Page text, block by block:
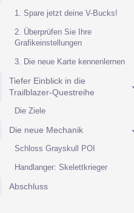
1. Spare jetzt deine V-Bucks!
2. Überprüfen Sie Ihre
Grafikeinstellungen
3. Die neue Karte kennenlernen
Tiefer Einblick in die
Trailblazer-Questreihe
Die Ziele
Die neue Mechanik
Schloss Grayskull POI
Handlanger: Skelettkrieger
Abschluss